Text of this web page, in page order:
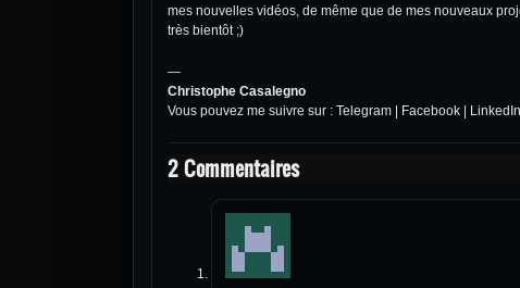
mes nouvelles vidéos, de même que de mes nouveaux
très bientôt ;)
—
Christophe Casalegno
Vous pouvez me suivre sur : Telegram Facebook LinkedIn
2 Commentaires